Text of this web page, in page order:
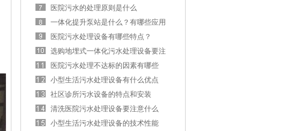
医院污水的处理原则是什么
一体化提升泵站是什么？有哪些应用
医院污水处理设备有哪些特点？
选购地埋式一体化污水处理设备要注
意什么问题
医院污水处理不达标的因素有哪些
小型生活污水处理设备有什么优点
社区诊所污水设备的特点和安装
清洗医院污水处理设备要注意什么
小型生活污水处理设备的技术性能